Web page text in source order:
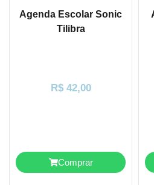
Agenda Escolar Sonic
Tilibra
R$42,00
Comprar